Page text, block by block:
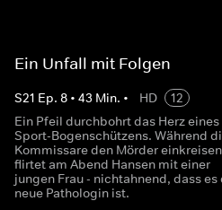
Ein Unfall mit Folgen
S21 Ep. 8• 43 Min. • HD
12
Ein Pfeil durchbohrt das Herz eines
Sport-Bogenschützens. Während
Kommissare den Mörder
flirtet am Abend Hansen mit einer
jungen Frau - nichtahnend, dass es
neue Pathologin ist.